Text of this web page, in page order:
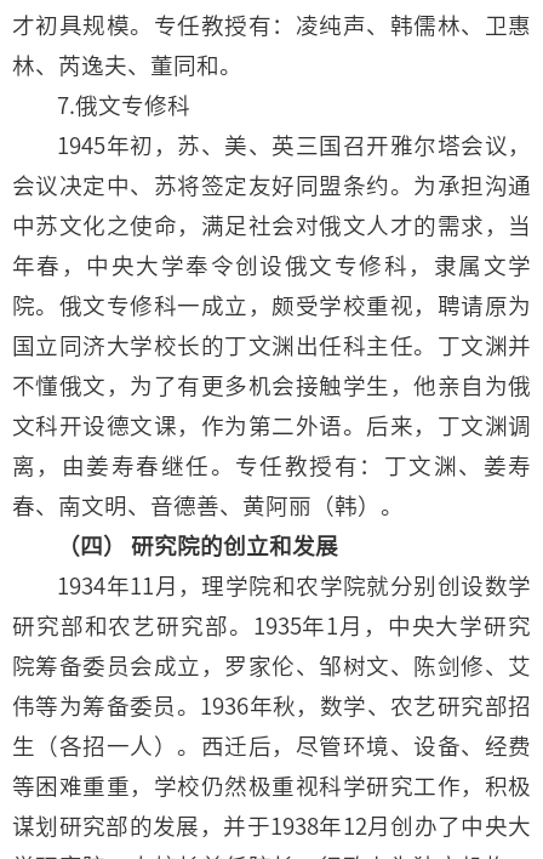
才初具规模。专任教授有：凌纯声、韩儒林、卫惠
林、芮逸夫、董同和。
7.俄文专修科
1945年初，苏、美、英三国召开雅尔塔会议，
会议决定中、苏将签定友好同盟条约。为承担沟通
中苏文化之使命，满足社会对俄文人才的需求，当
年春，中央大学奉令创设俄文专修科，隶属文学
院。俄文专修科一成立，颇受学校重视，聘请原为
国立同济大学校长的丁文渊出任科主任。丁文渊并
不懂俄文，为了有更多机会接触学生，他亲自为俄
文科开设德文课，作为第二外语。后来，丁文渊调
离，由姜寿春继任。专任教授有：丁文渊、姜寿
春、南文明、音德善、黄阿丽（韩）。
（四） 研究院的创立和发展
1934年11月，理学院和农学院就分别创设数学
研究部和农艺研究部。1935年1月，中央大学研究
院筹备委员会成立，罗家伦、邹树文、陈剑修、艾
伟等为筹备委员。1936年秋，数学、农艺研究部招
生（各招一人）。西迁后，尽管环境、设备、经费
等困难重重，学校仍然极重视科学研究工作，积极
谋划研究部的发展，并于1938年12月创办了中央大